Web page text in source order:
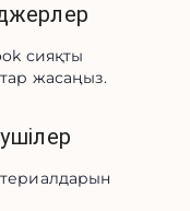
сияқты
жасаңыз.